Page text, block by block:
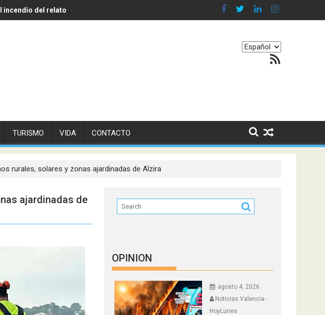
incendio del relato
las olas de calor influyen en nuestro equilibrio emocional
Elegir
Feed RSS
TURISMO VIDA CONTACTO
rurales, solares y zonas ajardinadas de Alzira
ajardinadas de
OPINION
agosto 4, 2026
Noticias Valencia -
HoyLunes